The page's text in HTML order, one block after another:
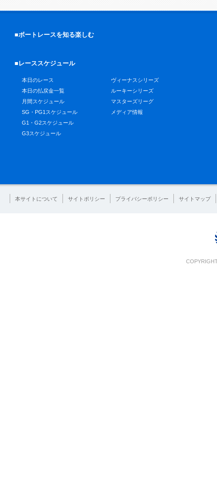
■ボートレースを知る楽しむ
■レーススケジュール
本日のレース
本日の払戻金一覧
月間スケジュール
SG・PG1スケジュール
G1・G2スケジュール
G3スケジュール
ヴィーナスシリーズ
ルーキーシリーズ
マスターズリーグ
メディア情報
本サイトについて サイトポリシー プライバシーポリシー サイトマップ